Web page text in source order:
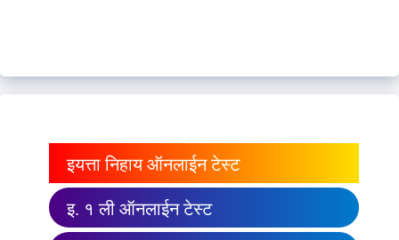
इयत्ता निहाय ऑनलाईन टेस्ट
इ. १ ली ऑनलाईन टेस्ट